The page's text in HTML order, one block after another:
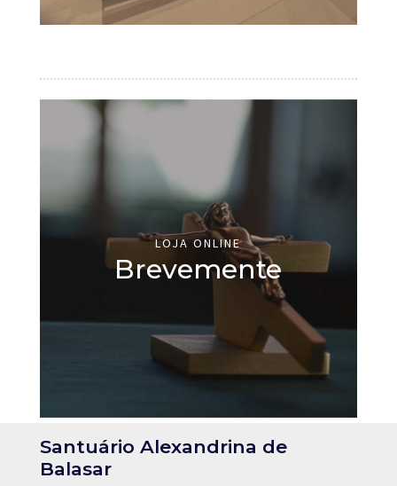
LOJA ONLINE
Brevemente
Santuário Alexandrina de
Balasar